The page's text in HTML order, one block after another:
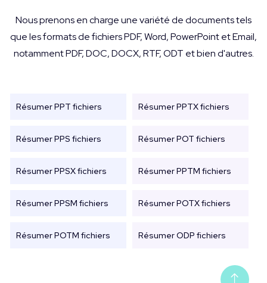
Nous prenons en charge une variété de documents tels
que les formats de fichiers PDF, Word, PowerPoint et Email,
notamment PDF, DOC, DOCX, RTF, ODT et bien d'autres.
Résumer PPT fichiers Résumer PPTX fichiers
Résumer PPS fichiers Résumer POT fichiers
Résumer PPSX fichiers Résumer PPTM fichiers
Résumer PPSM fichiers Résumer POTX fichiers
Résumer POTM fichiers Résumer ODP fichiers